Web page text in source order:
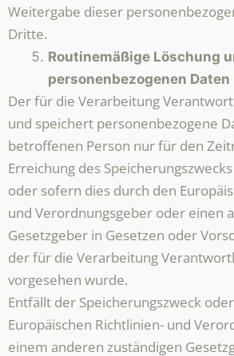
Weitergabe dieser
Dritte.
Routinemäßige Löschung
personenbezogenen Daten
Der für die Verarbeitung
und speichert personenbezogene
betroffenen Person nur für den
Erreichung des
oder sofern dies durch den
und Verordnungsgeber oder einen
Gesetzgeber in Gesetzen oder
der für die Verarbeitung
vorgesehen wurde.
Entfällt der Speicherungszweck
Europäischen Richtlinien- und
einem anderen zuständigen